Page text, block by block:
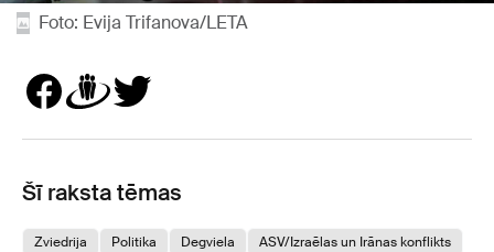
Foto: Evija Trifanova/LETA
Šī raksta tēmas
Zviedrija Politika Degviela ASV/Izraēlas un Irānas konflikts